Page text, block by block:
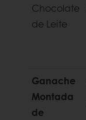
Chocolate
de Leite
Ganache
Montada
de